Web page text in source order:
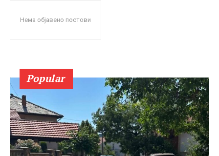
Нема објавено постови
Popular